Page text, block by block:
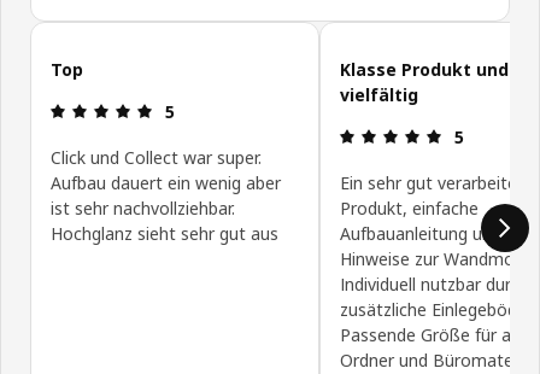
Kundenbewertungen überspringen
Top
Produktbewertung: 5 von 5 Sterne
5
Click und Collect war super.
Aufbau dauert ein wenig aber
ist sehr nachvollziehbar.
Hochglanz sieht sehr gut aus
Klasse Produkt und
vielfältig
5
Ein sehr gut
Produkt, einfache
Aufbauanleitung und
Hinweise zur
Individuell nutzbar durch
zusätzliche Einlegeböden.
Passende Größe für
Ordner und Büromaterial